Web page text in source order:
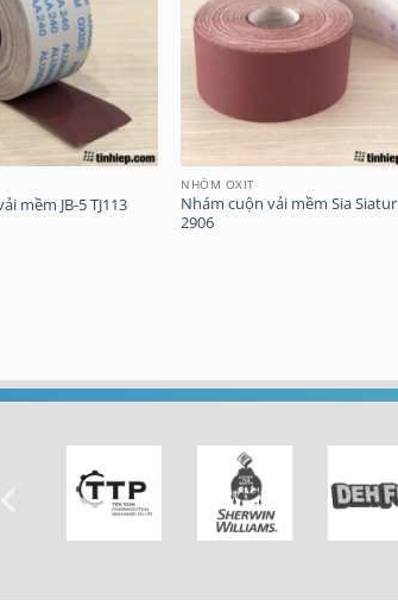
mềm JB-5 TJ113
NHÔM OXIT
Nhám cuộn vải mềm Sia Siatur
2906